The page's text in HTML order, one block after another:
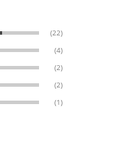
(22)
(4)
(2)
(2)
(1)